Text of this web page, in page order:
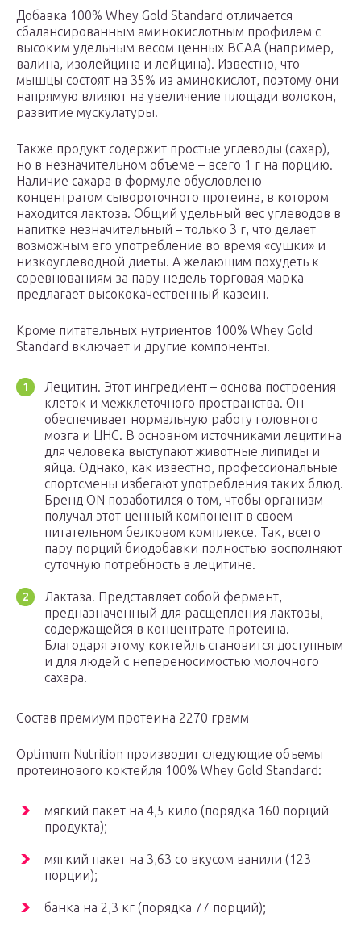
Добавка 100% Whey Gold Standard отличается
сбалансированным аминокислотным профилем с
высоким удельным весом ценных ВСАА (например,
валина, изолейцина и лейцина). Известно, что
мышцы состоят на 35% из аминокислот, поэтому они
напрямую влияют на увеличение площади волокон,
развитие мускулатуры.
Также продукт содержит простые углеводы (сахар),
но в незначительном объеме – всего 1 г на порцию.
Наличие сахара в формуле обусловлено
концентратом сывороточного протеина, в котором
находится лактоза. Общий удельный вес углеводов в
напитке незначительный – только 3 г, что делает
возможным его употребление во время «сушки» и
низкоуглеводной диеты. А желающим похудеть к
соревнованиям за пару недель торговая марка
предлагает высококачественный казеин.
Кроме питательных нутриентов 100% Whey Gold
Standard включает и другие компоненты.
Лецитин. Этот ингредиент – основа построения
клеток и межклеточного пространства. Он
обеспечивает нормальную работу головного
мозга и ЦНС. В основном источниками лецитина
для человека выступают животные липиды и
яйца. Однако, как известно, профессиональные
спортсмены избегают употребления таких блюд.
Бренд ON позаботился о том, чтобы организм
получал этот ценный компонент в своем
питательном белковом комплексе. Так, всего
пару порций биодобавки полностью восполняют
суточную потребность в лецитине.
Лактаза. Представляет собой фермент,
предназначенный для расщепления лактозы,
содержащейся в концентрате протеина.
Благодаря этому коктейль становится доступным
и для людей с непереносимостью молочного
сахара.
Состав премиум протеина 2270 грамм
Optimum Nutrition производит следующие объемы
протеинового коктейля 100% Whey Gold Standard:
мягкий пакет на 4,5 кило (порядка 160 порций
продукта);
мягкий пакет на 3,63 со вкусом ванили (123
порции);
банка на 2,3 кг (порядка 77 порций);